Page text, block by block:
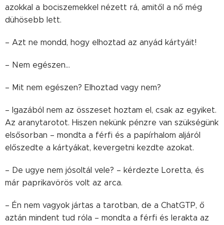
azokkal a bociszemekkel nézett rá, amitől a nő még
dühösebb lett.
– Azt ne mondd, hogy elhoztad az anyád kártyáit!
– Nem egészen…
– Mit nem egészen? Elhoztad vagy nem?
– Igazából nem az összeset hoztam el, csak az egyiket.
Az aranytarotot. Hiszen nekünk pénzre van szükségünk
elsősorban – mondta a férfi és a papírhalom aljáról
előszedte a kártyákat, kevergetni kezdte azokat.
– De ugye nem jósoltál vele? – kérdezte Loretta, és
már paprikavörös volt az arca.
– Én nem vagyok jártas a tarotban, de a ChatGTP, ő
aztán mindent tud róla – mondta a férfi és lerakta az